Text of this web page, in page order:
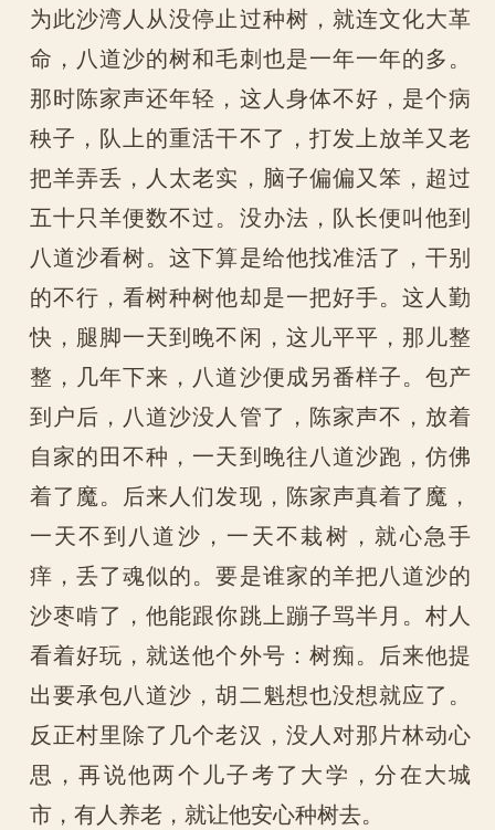
为此沙湾人从没停止过种树，就连文化大革
命，八道沙的树和毛刺也是一年一年的多。
那时陈家声还年轻，这人身体不好，是个病
秧子，队上的重活干不了，打发上放羊又老
把羊弄丢，人太老实，脑子偏偏又笨，超过
五十只羊便数不过。没办法，队长便叫他到
八道沙看树。这下算是给他找准活了，干别
的不行，看树种树他却是一把好手。这人勤
快，腿脚一天到晚不闲，这儿平平，那儿整
整，几年下来，八道沙便成另番样子。包产
到户后，八道沙没人管了，陈家声不，放着
自家的田不种，一天到晚往八道沙跑，仿佛
着了魔。后来人们发现，陈家声真着了魔，
一天不到八道沙，一天不栽树，就心急手
痒，丢了魂似的。要是谁家的羊把八道沙的
沙枣啃了，他能跟你跳上蹦子骂半月。村人
看着好玩，就送他个外号：树痴。后来他提
出要承包八道沙，胡二魁想也没想就应了。
反正村里除了几个老汉，没人对那片林动心
思，再说他两个儿子考了大学，分在大城
市，有人养老，就让他安心种树去。